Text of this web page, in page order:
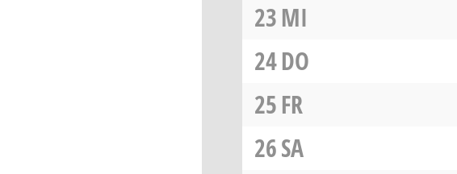
23MI
24DO
25FR
26SA